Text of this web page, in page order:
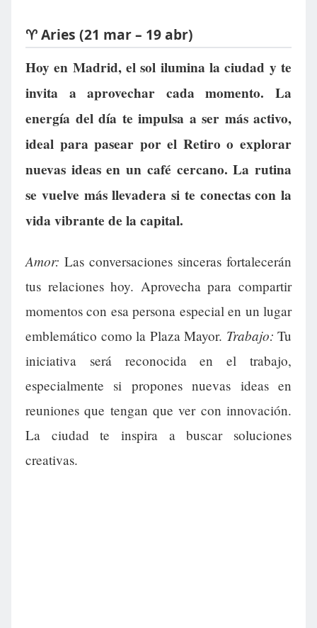
♈ Aries (21 mar – 19 abr)
Hoy en Madrid, el sol ilumina la ciudad y te
invita a aprovechar cada momento. La
energía del día te impulsa a ser más activo,
ideal para pasear por el Retiro o explorar
nuevas ideas en un café cercano. La rutina
se vuelve más llevadera si te conectas con la
vida vibrante de la capital.
Amor: Las conversaciones sinceras fortalecerán
tus relaciones hoy. Aprovecha para compartir
momentos con esa persona especial en un lugar
emblemático como la Plaza Mayor. Trabajo: Tu
iniciativa será reconocida en el trabajo,
especialmente si propones nuevas ideas en
reuniones que tengan que ver con innovación.
La ciudad te inspira a buscar soluciones
creativas.